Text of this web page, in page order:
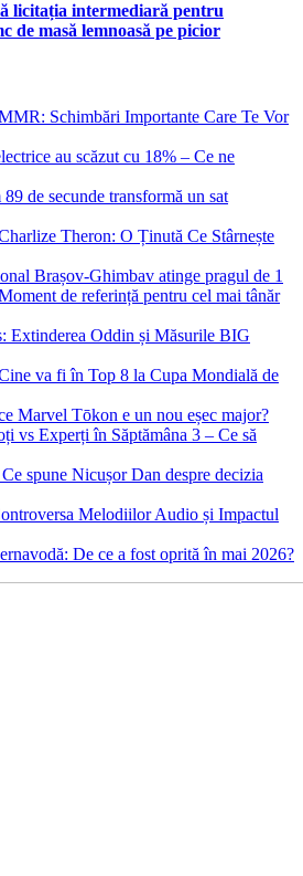
licitația intermediară pentru
de masă lemnoasă pe picior
Schimbări Importante Care Te Vor
au scăzut cu 18% – Ce ne
de secunde transformă un sat
Theron: O Ținută Ce Stârnește
Brașov‑Ghimbav atinge pragul de 1
de referință pentru cel mai tânăr
Extinderea Oddin și Măsurile BIG
va fi în Top 8 la Cupa Mondială de
Marvel Tōkon e un nou eșec major?
vs Experți în Săptămâna 3 – Ce să
spune Nicușor Dan despre decizia
Melodiilor Audio și Impactul
De ce a fost oprită în mai 2026?